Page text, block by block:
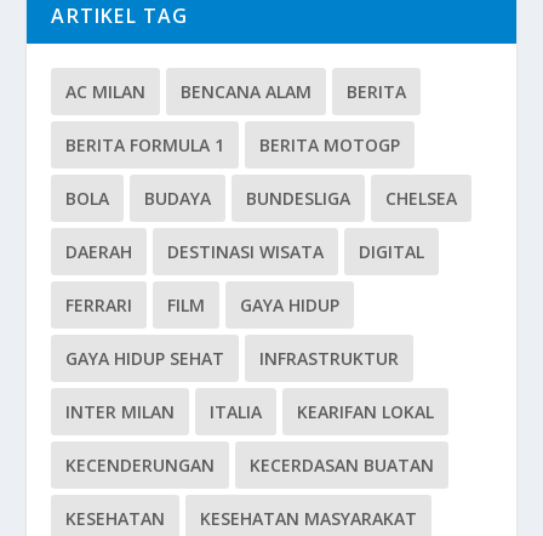
ARTIKEL TAG
AC MILAN BENCANA ALAM BERITA
BERITA FORMULA 1 BERITA MOTOGP
BOLA BUDAYA BUNDESLIGA CHELSEA
DAERAH DESTINASI WISATA DIGITAL
FERRARI FILM GAYA HIDUP
GAYA HIDUP SEHAT INFRASTRUKTUR
INTER MILAN ITALIA KEARIFAN LOKAL
KECENDERUNGAN KECERDASAN BUATAN
KESEHATAN KESEHATAN MASYARAKAT